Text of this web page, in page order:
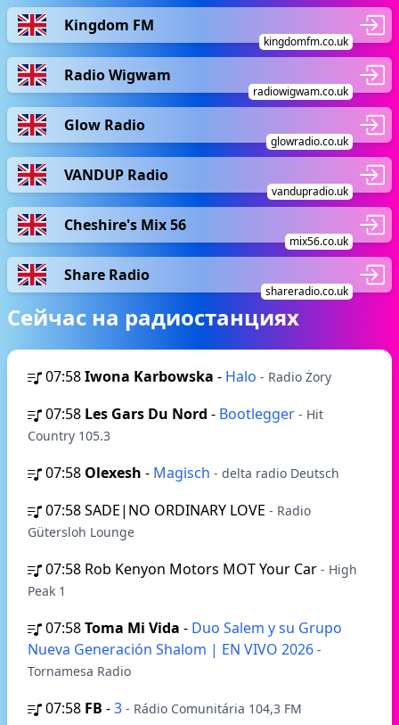
Kingdom FM
kingdomfm.co.uk
Radio Wigwam
radiowigwam.co.uk
Glow Radio
glowradio.co.uk
VANDUP Radio
vandupradio.uk
Cheshire's Mix 56
mix56.co.uk
Share Radio
shareradio.co.uk
Сейчас на радиостанциях
07:58Iwona Karbowska - Halo - Radio Żory
07:58 Les Gars Du Nord - Bootlegger - Hit
Country 105.3
07:58 Olexesh - Magisch - delta radio Deutsch
07:58SADE|NO ORDINARY LOVE - Radio
Gütersloh Lounge
07:58 Rob Kenyon Motors MOT Your Car - High
Peak 1
07:58Toma Mi Vida - Duo Salem y su Grupo
Nueva Generación Shalom | EN VIVO 2026 -
Tornamesa Radio
07:58 FB -3 - Rádio Comunitária 104,3 FM